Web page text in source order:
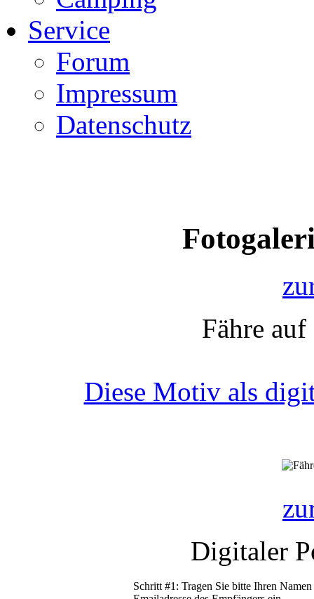
Service
Forum
Impressum
Datenschutz
Fähre
Diese Motiv als
Digitaler
Schritt #1: Tragen Sie bitte Ihren